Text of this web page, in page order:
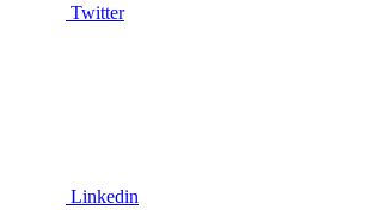
Twitter
Linkedin